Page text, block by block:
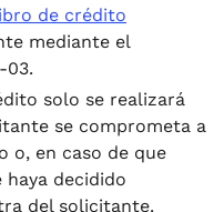
de crédito
mediante el
03.
solo se realizará
se comprometa a
o, en caso de que
haya decidido
del solicitante.